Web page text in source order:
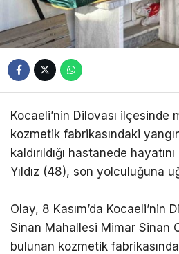
Kocaeli’nin Dilovası ilçesinde
kozmetik fabrikasındaki
kaldırıldığı hastanede
Yıldız (48), son yolculuğuna
Olay, 8 Kasım’da Kocaeli’nin
Sinan Mahallesi Mimar Sinan
bulunan kozmetik